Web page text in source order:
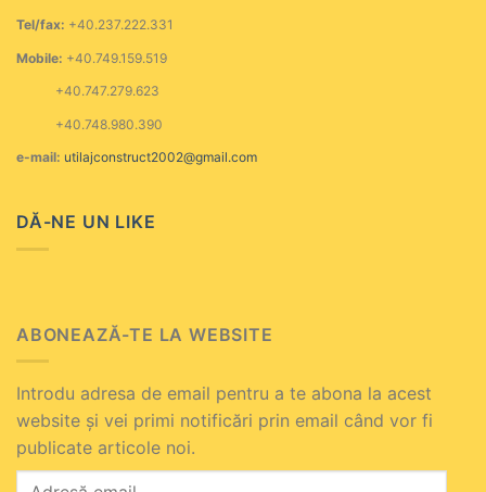
Tel/fax: +40.237.222.331
Mobile: +40.749.159.519
+40.747.279.623
+40.748.980.390
e-mail: utilajconstruct2002@gmail.com
DĂ-NE UN LIKE
ABONEAZĂ-TE LA WEBSITE
Introdu adresa de email pentru a te abona la acest
website și vei primi notificări prin email când vor fi
publicate articole noi.
Adresă